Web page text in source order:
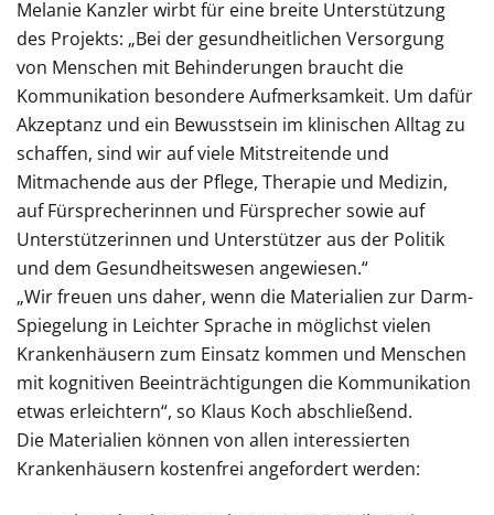
Melanie Kanzler wirbt für eine breite Unterstützung
des Projekts: „Bei der gesundheitlichen Versorgung
von Menschen mit Behinderungen braucht die
Kommunikation besondere Aufmerksamkeit. Um dafür
Akzeptanz und ein Bewusstsein im klinischen Alltag zu
schaffen, sind wir auf viele Mitstreitende und
Mitmachende aus der Pflege, Therapie und Medizin,
auf Fürsprecherinnen und Fürsprecher sowie auf
Unterstützerinnen und Unterstützer aus der Politik
und dem Gesundheitswesen angewiesen.“
„Wir freuen uns daher, wenn die Materialien zur Darm-
Spiegelung in Leichter Sprache in möglichst vielen
Krankenhäusern zum Einsatz kommen und Menschen
mit kognitiven Beeinträchtigungen die Kommunikation
etwas erleichtern“, so Klaus Koch abschließend.
Die Materialien können von allen interessierten
Krankenhäusern kostenfrei angefordert werden: